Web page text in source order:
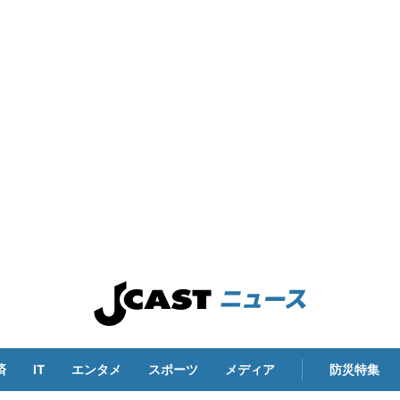
IT エンタメ スポーツ メディア 防災特集